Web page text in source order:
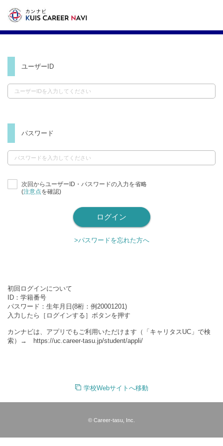
ユーザーID
パスワード
次回からユーザーID・パスワードの入力を省略
(注意点を確認)
>パスワードを忘れた方へ
初回ログインについて
ID：学籍番号
パスワード：生年月日(8桁：例20001201)
入力したら［ログインする］ボタンを押す
カンナビは、アプリでもご利用いただけます（「キャリタスUC」で検
索）→ https://uc.career-tasu.jp/student/appli/
学校Webサイトへ移動
© Career-tasu, Inc.